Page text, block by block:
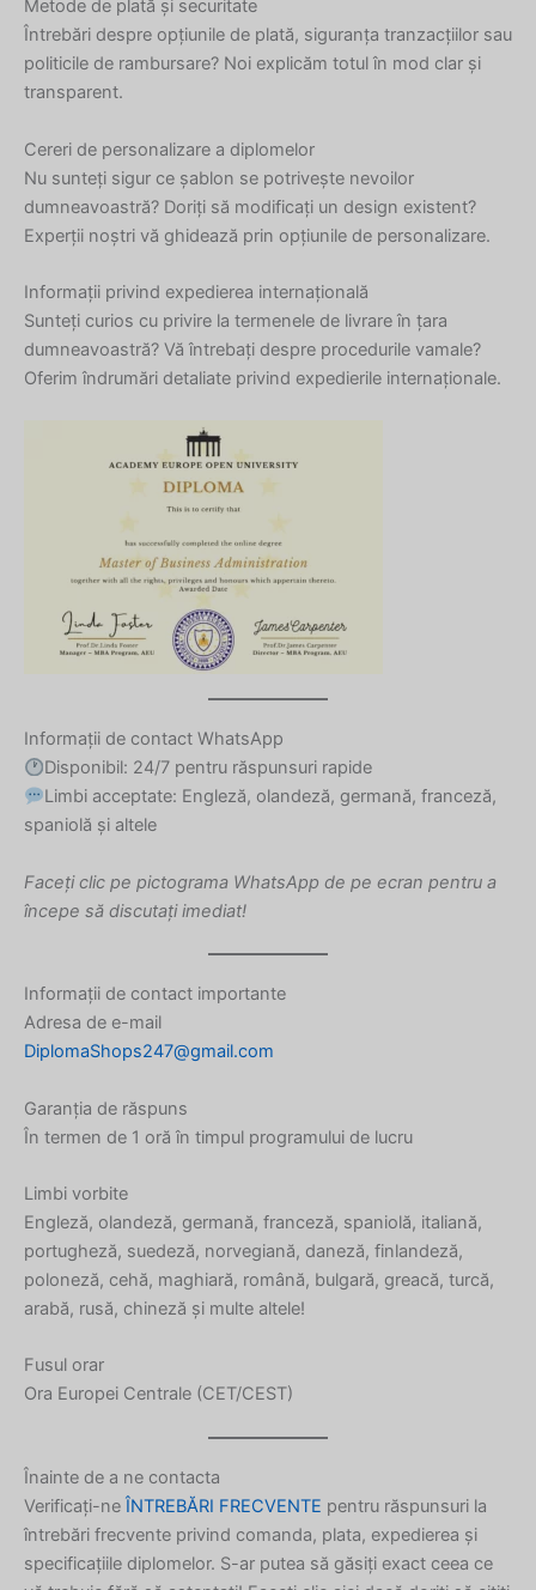
Metode de plată și securitate
Întrebări despre opțiunile de plată, siguranța tranzacțiilor sau
politicile de rambursare? Noi explicăm totul în mod clar și
transparent.
Cereri de personalizare a diplomelor
Nu sunteți sigur ce șablon se potrivește nevoilor
dumneavoastră? Doriți să modificați un design existent?
Experții noștri vă ghidează prin opțiunile de personalizare.
Informații privind expedierea internațională
Sunteți curios cu privire la termenele de livrare în țara
dumneavoastră? Vă întrebați despre procedurile vamale?
Oferim îndrumări detaliate privind expedierile internaționale.
Informații de contact WhatsApp
Disponibil: 24/7 pentru răspunsuri rapide
Limbi acceptate: Engleză, olandeză, germană, franceză,
spaniolă și altele
Faceți clic pe pictograma WhatsApp de pe ecran pentru a
începe să discutați imediat!
Informații de contact importante
Adresa de e-mail
DiplomaShops247@gmail.com
Garanția de răspuns
În termen de 1 oră în timpul programului de lucru
Limbi vorbite
Engleză, olandeză, germană, franceză, spaniolă, italiană,
portugheză, suedeză, norvegiană, daneză, finlandeză,
poloneză, cehă, maghiară, română, bulgară, greacă, turcă,
arabă, rusă, chineză și multe altele!
Fusul orar
Ora Europei Centrale (CET/CEST)
Înainte de a ne contacta
Verificați-ne ÎNTREBĂRI FRECVENTE pentru răspunsuri la
întrebări frecvente privind comanda, plata, expedierea și
specificațiile diplomelor. S-ar putea să găsiți exact ceea ce
Norwegian
Estonian
Croatian
Indonesian
Latvian
Russian